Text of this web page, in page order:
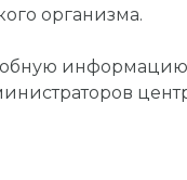
организма.